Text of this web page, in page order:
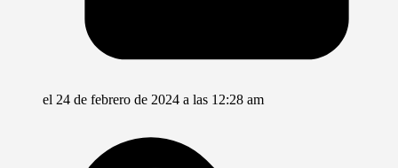
el 24 de febrero de 2024 a las 12:28 am